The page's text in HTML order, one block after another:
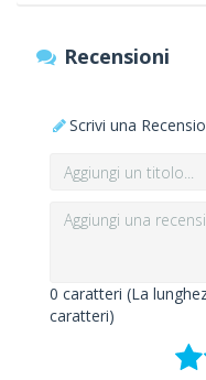
Recensioni
Scrivi una
0 caratteri (La
caratteri)